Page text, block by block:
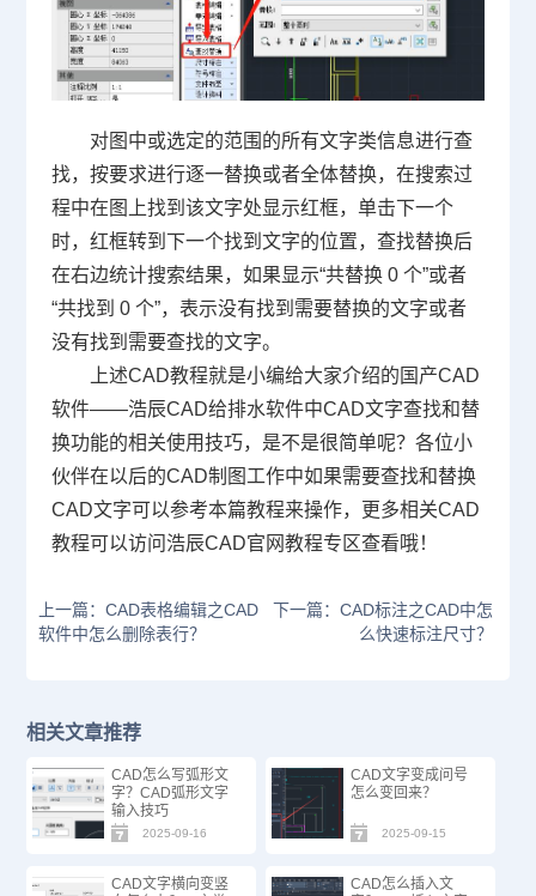
对图中或选定的范围的所有文字类信息进行查
找，按要求进行逐一替换或者全体替换，在搜索过
程中在图上找到该文字处显示红框，单击下一个
时，红框转到下一个找到文字的位置，查找替换后
在右边统计搜索结果，如果显示“共替换 0 个”或者
“共找到 0 个”，表示没有找到需要替换的文字或者
没有找到需要查找的文字。
上述CAD教程就是小编给大家介绍的国产CAD
软件——浩辰CAD给排水软件中CAD文字查找和替
换功能的相关使用技巧，是不是很简单呢？各位小
伙伴在以后的CAD制图工作中如果需要查找和替换
CAD文字可以参考本篇教程来操作，更多相关CAD
教程可以访问浩辰CAD官网教程专区查看哦！
上一篇：CAD表格编辑之CAD
软件中怎么删除表行？
下一篇：CAD标注之CAD中怎
么快速标注尺寸？
相关文章推荐
CAD怎么写弧形文
字？CAD弧形文字
输入技巧
2025-09-16
CAD文字变成问号
怎么变回来？
2025-09-15
CAD文字横向变竖
CAD怎么插入文